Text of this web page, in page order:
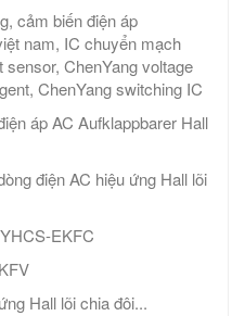
cảm biến điện áp
nam, IC chuyển mạch
ChenYang voltage
ChenYang switching IC
áp AC Aufklappbarer Hall
điện AC hiệu ứng Hall lõi
EKFC
Hall lõi chia đôi...